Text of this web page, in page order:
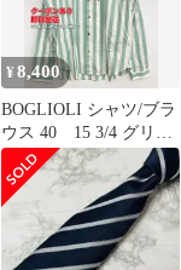
¥8,400
BOGLIOLI シャツ/ブラ
ウス 40 15 3/4 グリー
ン メンズ